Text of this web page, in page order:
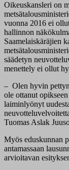
Oikeuskansleri on
vuonna 2016 ei
hallinnon
Saamelaiskäräjien
säädetyn
menettely ei ollut
– Olen hyvin
ole ottanut
laiminlyönyt
Tuomas Aslak
Myös eduskunnan
antamassaan
arvioitavan